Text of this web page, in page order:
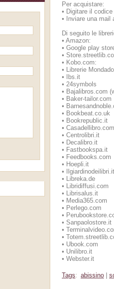
Per acquistare:
• Digitare il
•
Inviare una
Di seguito le
• Amazon:
• Google play
•
• Kobo.com:
• Librerie
•
Ibs.it
• 24symbols
• Bajalibros.com
• Baker-tailor.com
•
• Bookbeat.co.uk
• Bookrepublic.it
• Casadellibro.com
• Centrolibri.it
• Decalibro.it
• Fastbookspa.it
• Feedbooks.com
• Hoepli.it
•
Ilgiardinodeilibri.it
• Libreka.de
• Libridiffusi.com
• Librisalus.it
• Media365.com
• Perlego.com
•
• Sanpaolostore.it
•
•
• Ubook.com
• Unilibro.it
• Webster.it
Tags: abissino